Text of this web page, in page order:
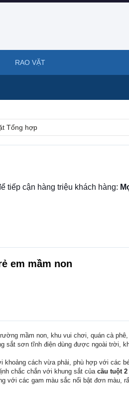
Tổng hợp
tiếp cận hàng triệu khách hàng:
em mầm non
mầm non, khu vui chơi, quán cà
sắt sơn tĩnh điện dùng được ngoài trời,
khoảng cách vừa phải, phù hợp với các
chắc chắn với khung sắt của cầu tuột 2
với các gam màu sắc nổi bật đơn màu,
RAO VẶT